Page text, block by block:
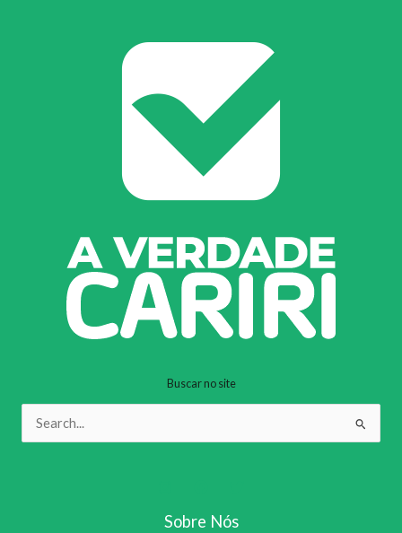
Buscar no site
Pesquisar
Sobre Nós